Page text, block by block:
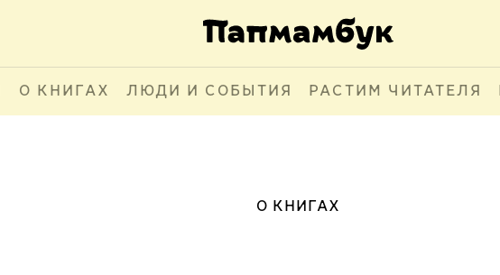
О КНИГАХ ЛЮДИ И СОБЫТИЯ РАСТИМ ЧИТАТЕЛЯ
О КНИГАХ